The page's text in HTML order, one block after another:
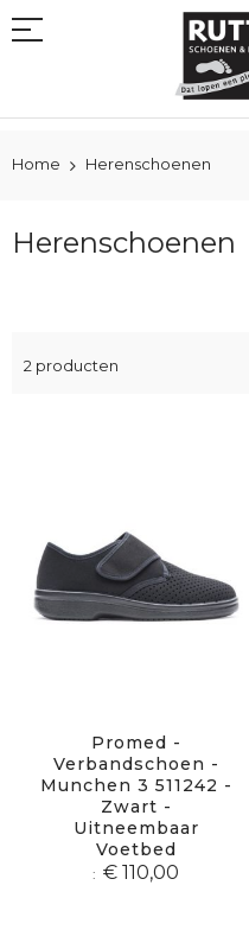
naar
Home Herenschoenen
Herenschoenen
2 producten
Promed -
Verbandschoen -
Munchen 3 511242 -
Zwart -
Uitneembaar
Voetbed
€ 110,00